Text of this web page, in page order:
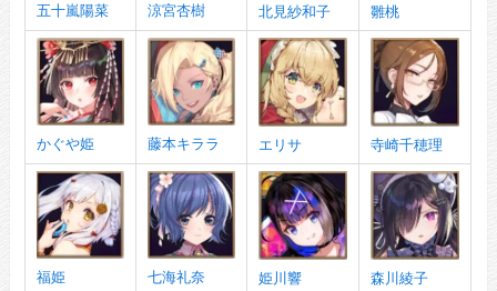
五十嵐陽菜 涼宮杏樹 北見紗和子 雛桃
かぐや姫 藤本キララ エリサ 寺崎千穂理
福姫 七海礼奈 姫川響 森川綾子